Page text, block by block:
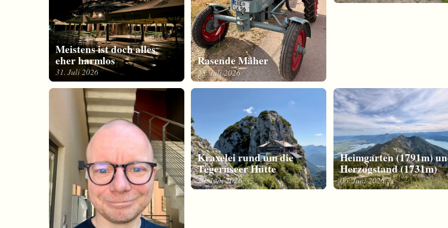
Meistens ist doch alles
eher harmlos
31. Juli 2026
Rasende Mäher
25. Juli 2026
Kraxelei rund um die
Tegernseer Hütte
20. Juni 2026
Heimgarten (1791m)
Herzogstand (1731m)
06. Juni 2026